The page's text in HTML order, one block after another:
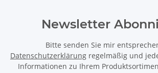
Newsletter
Bitte senden Sie mir
Datenschutzerklärung regelmäßig und
Informationen zu Ihrem